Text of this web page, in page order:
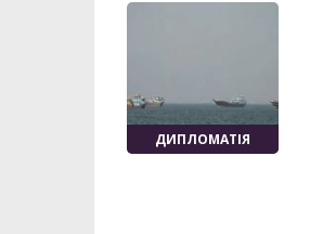
ДИПЛОМАТІЯ